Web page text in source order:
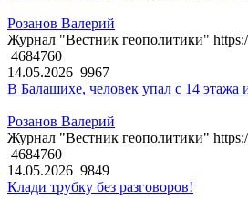
Розанов Валерий
Журнал "Вестник геополитики"
4684760
14.05.2026 9967
В Балашихе, человек упал с 14 этажа
Розанов Валерий
Журнал "Вестник геополитики"
4684760
14.05.2026 9849
Клади трубку без разговоров!